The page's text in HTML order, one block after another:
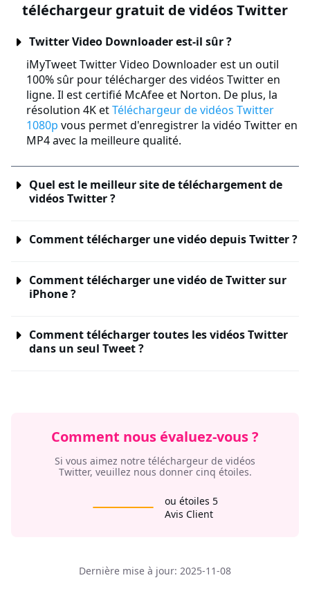
téléchargeur gratuit de vidéos Twitter
Twitter Video Downloader est-il sûr ?
iMyTweet Twitter Video Downloader est un outil
100% sûr pour télécharger des vidéos Twitter en
ligne. Il est certifié McAfee et Norton. De plus, la
résolution 4K etTéléchargeur de vidéos Twitter
1080p vous permet d'enregistrer la vidéo Twitter en
MP4 avec la meilleure qualité.
Quel est le meilleur site de téléchargement de
vidéos Twitter ?
Comment télécharger une vidéo depuis Twitter ?
Comment télécharger une vidéo de Twitter sur
iPhone ?
Comment télécharger toutes les vidéos Twitter
dans un seul Tweet ?
Comment nous évaluez-vous ?
Si vous aimez notre téléchargeur de vidéos
Twitter, veuillez nous donner cinq étoiles.
ou étoiles 5
Avis Client
Dernière mise à jour: 2025-11-08